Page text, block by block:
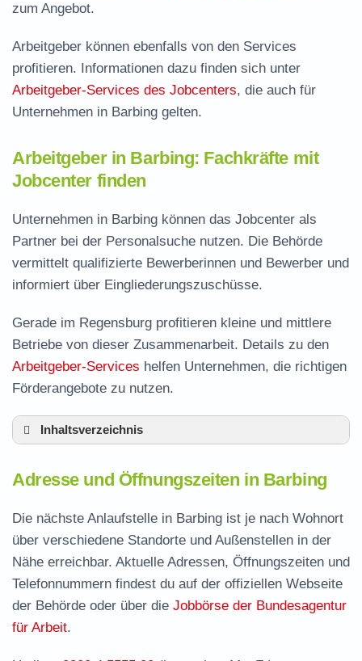
zum Angebot.
Arbeitgeber können ebenfalls von den Services
profitieren. Informationen dazu finden sich unter
Arbeitgeber-Services des Jobcenters, die auch für
Unternehmen in Barbing gelten.
Arbeitgeber in Barbing: Fachkräfte mit
Jobcenter finden
Unternehmen in Barbing können das Jobcenter als
Partner bei der Personalsuche nutzen. Die Behörde
vermittelt qualifizierte Bewerberinnen und Bewerber und
informiert über Eingliederungszuschüsse.
Gerade im Regensburg profitieren kleine und mittlere
Betriebe von dieser Zusammenarbeit. Details zu den
Arbeitgeber-Services helfen Unternehmen, die richtigen
Förderangebote zu nutzen.
Inhaltsverzeichnis
Leistungen der Arbeitsvermittlung in Barbing
Termin vereinbaren und Bürgergeld beantragen
Jobcenter Regensburg – zuständige Stelle
Stellenangebote und Jobbörse in Barbing
Häufige Fragen rund ums Jobcenter
Adresse und Öffnungszeiten in Barbing
Die nächste Anlaufstelle in Barbing ist je nach Wohnort
über verschiedene Standorte und Außenstellen in der
Nähe erreichbar. Aktuelle Adressen, Öffnungszeiten und
Telefonnummern findest du auf der offiziellen Webseite
der Behörde oder über die Jobbörse der Bundesagentur
für Arbeit.